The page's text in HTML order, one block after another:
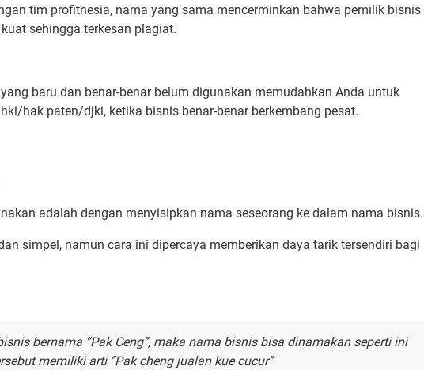
tim profitnesia, nama yang sama mencerminkan bahwa pemilik bisnis
sehingga terkesan plagiat.
baru dan benar-benar belum digunakan memudahkan Anda untuk
hak paten/djki, ketika bisnis benar-benar berkembang pesat.
adalah dengan menyisipkan nama seseorang ke dalam nama bisnis.
simpel, namun cara ini dipercaya memberikan daya tarik tersendiri bagi
bernama “Pak Ceng”, maka nama bisnis bisa dinamakan seperti ini
memiliki arti “Pak cheng jualan kue cucur”